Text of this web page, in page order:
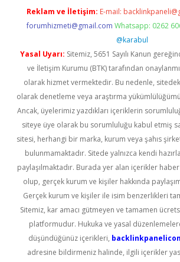
Reklam ve İletişim: E-mail:
forumhizmeti@gmail.com Whatsapp: 0262
@karabul
Yasal Uyarı: Sitemiz, 5651 Sayılı Kanun
ve İletişim Kurumu (BTK) tarafından
olarak hizmet vermektedir. Bu nedenle,
olarak denetleme veya araştırma
Ancak, üyelerimiz yazdıkları içeriklerin
siteye üye olarak bu sorumluluğu kabul etmiş
sitesi, herhangi bir marka, kurum veya şahıs
bulunmamaktadır. Sitede yalnızca kendi
paylaşılmaktadır. Burada yer alan içerikler
olup, gerçek kurum ve kişiler hakkında
Gerçek kurum ve kişiler ile isim benzerlikleri
Sitemiz, kar amacı gütmeyen ve tamamen
platformudur. Hukuka ve yasal
düşündüğünüz içerikleri,
adresine bildirmeniz halinde, ilgili içerikler